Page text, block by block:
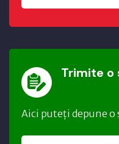
Trimite o
Aici puteți depune